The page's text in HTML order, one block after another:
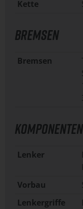
Kette
BREMSEN
Bremsen
KOMPONENTEN
Lenker
Vorbau
Lenkergriffe